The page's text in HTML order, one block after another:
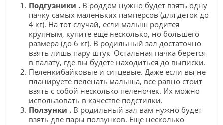
Подгузники . В роддом нужно будет взять одну
пачку самых маленьких памперсов (для деток до
4 кг). На тот случай, если малыш родится
крупным, купите еще несколько, но большего
размера (до 6 кг). В родильный зал достаточно
взять лишь пару штук. Остальная пачка берется
в палату, где вы будете находиться до выписки.
Пеленкибайковые и ситцевые. Даже если вы не
планируете пеленать малыша, все равно стоит
взять с собой несколько пеленочек. Их можно
использовать в качестве подстилки.
Ползунки . В родильный зал вам нужно будет
взять две пары ползунков. Еще несколько